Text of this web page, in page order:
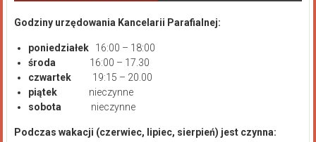
Godziny urzędowania Kancelarii Parafialnej:
poniedziałek
16:00 – 18:00
środa
16:00 – 17.30
czwartek 19:15 – 20.00
piątek
nieczynne
sobota nieczynne
Podczas wakacji (czerwiec, lipiec, sierpień) jest czynna: